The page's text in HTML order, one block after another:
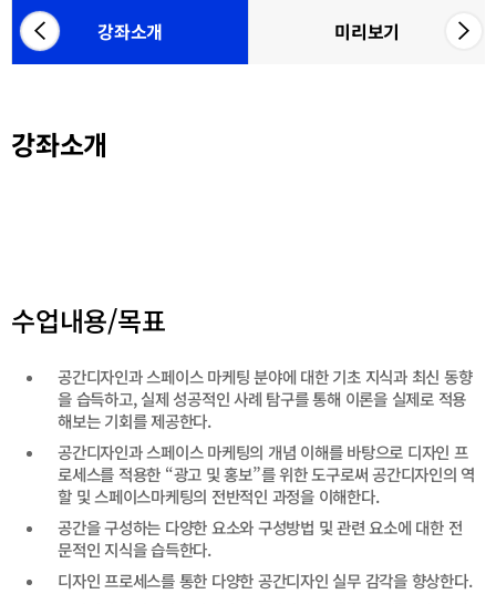
좌
카
테
강좌소개 미리보기
참
목
록
강좌소개
수업내용/목표
공간디자인과 스페이스 마케팅 분야에 대한 기초 지식과 최신 동향
을 습득하고, 실제 성공적인 사례 탐구를 통해 이론을 실제로 적용
해보는 기회를 제공한다.
공간디자인과 스페이스 마케팅의 개념 이해를 바탕으로 디자인 프
로세스를 적용한 “광고 및 홍보”를 위한 도구로써 공간디자인의 역
할 및 스페이스마케팅의 전반적인 과정을 이해한다.
공간을 구성하는 다양한 요소와 구성방법 및 관련 요소에 대한 전
문적인 지식을 습득한다.
디자인 프로세스를 통한 다양한 공간디자인 실무 감각을 향상한다.